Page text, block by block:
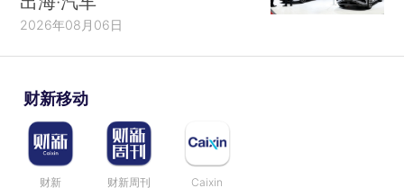
2026年08月06日
财新移动
财新 财新周刊 Caixin